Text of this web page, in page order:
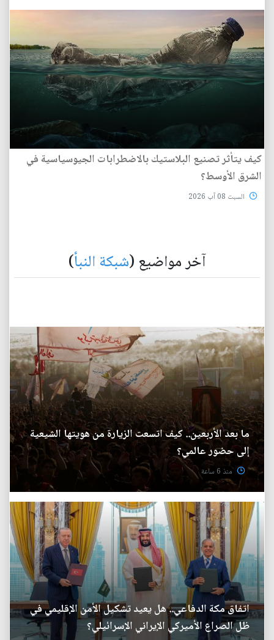
كيف يتأثر تصنيع البلاستيك بالاضطرابات الجيوسياسية في
الشرق الأوسط؟
السبت 08 آب 2026
آخر مواضيع (شبكة النبأ)
ما بعد الأربعين.. كيف اتسعت الزيارة من هويتها الشيعية
إلى حضور عالمي؟
منذ 6 ساعة
اتفاق مكة الدفاعي.. هل يعيد تشكيل الأمن الإقليمي في
ظل الصراع الأميركي الإيراني الإسرائيلي؟